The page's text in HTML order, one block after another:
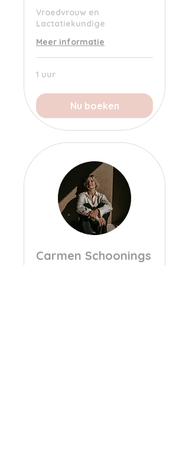
Vroedvrouw en
Lactatiekundige
Meer informatie
1 uur
Nu boeken
Carmen Schoonings